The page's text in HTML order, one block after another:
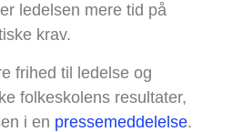
ledelsen mere tid på
krav.
frihed til ledelse og
folkeskolens resultater,
i en pressemeddelelse.